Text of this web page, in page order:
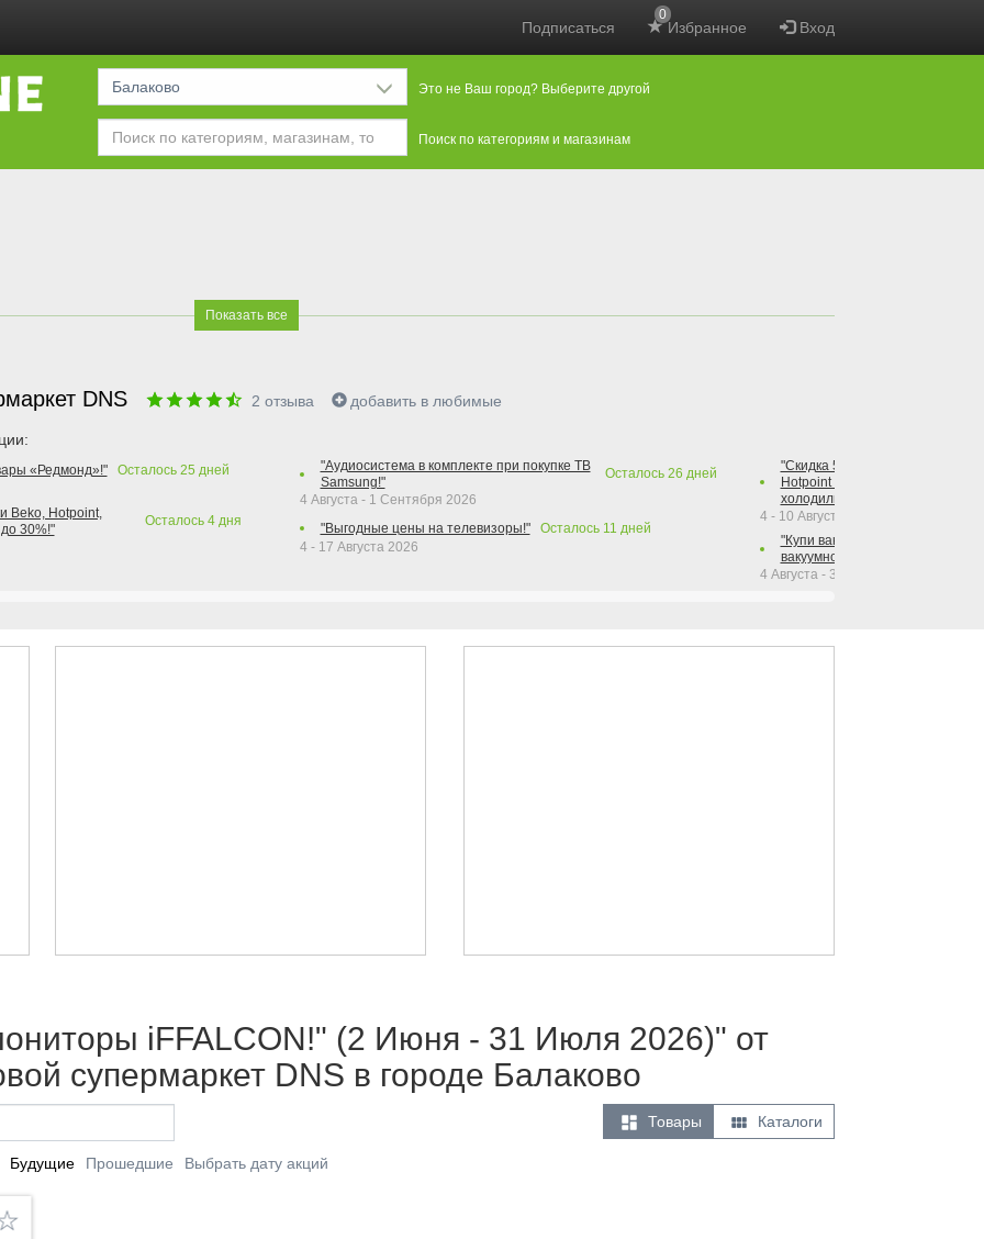
Подписаться Избранное
0
Вход
Балаково Это не Ваш город? Выберите другой
Поиск по категориям и магазинам
Показать все
DNS 2 отзыва добавить в любимые
«Редмонд»!" Осталось 25 дней
Beko, Hotpoint,
30%!"
Осталось 4дня
"Аудиосистема в комплекте при покупке ТВ
Samsung!"
Осталось 26 дней
4 Августа - 1 Сентября 2026
"Выгодные цены на телевизоры!"
Осталось 11 дней
4 - 17 Августа 2026
"Скидка 50% на варочную
Hotpoint при покупке духового
холодильника Hotpoint!"
4 - 10 Августа 2026
"Купи вакуумный упаковщик +
вакуумного упаковщика =
4 Августа - 30 Сентября 2026
iFFALCON!" (2 Июня - 31 Июля 2026)" от
супермаркет DNS в городе Балаково
 Товары  Каталоги
Будущие Прошедшие Выбрать дату акций